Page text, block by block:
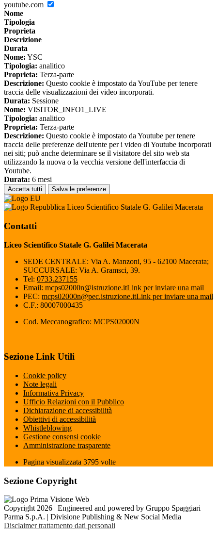
youtube.com
Nome
Tipologia
Proprieta
Descrizione
Durata
Nome: YSC
Tipologia: analitico
Proprieta: Terza-parte
Descrizione: Questo cookie è impostato da YouTube per tenere
traccia delle visualizzazioni dei video incorporati.
Durata: Sessione
Nome: VISITOR_INFO1_LIVE
Tipologia: analitico
Proprieta: Terza-parte
Descrizione: Questo cookie è impostato da Youtube per tenere
traccia delle preferenze dell'utente per i video di Youtube incorporati
nei siti; può anche determinare se il visitatore del sito web sta
utilizzando la nuova o la vecchia versione dell'interfaccia di
Youtube.
Durata: 6 mesi
Accetta tutti Salva le preferenze
Liceo Scientifico Statale G. Galilei Macerata
Contatti
Liceo Scientifico Statale G. Galilei Macerata
SEDE CENTRALE: Via A. Manzoni, 95 - 62100 Macerata;
SUCCURSALE: Via A. Gramsci, 39.
Tel: 0733.237155
Email: mcps02000n@istruzione.itLink per inviare una mail
PEC: mcps02000n@pec.istruzione.itLink per inviare una mail
C.F.: 80007000435
Cod. Meccanografico: MCPS02000N
Sezione Link Utili
Cookie policy
Note legali
Informativa Privacy
Ufficio Relazioni con il Pubblico
Dichiarazione di accessibilità
Obiettivi di accessibilità
Whistleblowing
Gestione consensi cookie
Amministrazione trasparente
Pagina visualizzata 3795 volte
Sezione Copyright
Copyright 2026 | Engineered and powered by Gruppo Spaggiari
Parma S.p.A. | Divisione Publishing & New Social Media
Disclaimer trattamento dati personali